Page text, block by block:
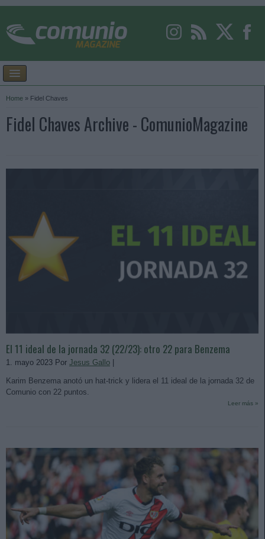
Home » Fidel Chaves
Fidel Chaves Archive - ComunioMagazine
El 11 ideal de la jornada 32 (22/23): otro 22 para Benzema
1. mayo 2023 Por Jesus Gallo
Karim Benzema anotó un hat-trick y lidera el 11 ideal de la jornada 32 de
Comunio con 22 puntos.
Leer más »